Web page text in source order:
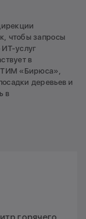
чтобы запросы
ИТ-услуг
в
ТИМ «Бирюса»,
деревьев и
в